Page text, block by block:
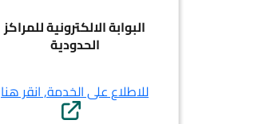
البوابة الالكترونية للمراكز
الحدودية
للاطلاع على الخدمة, انقر هنا